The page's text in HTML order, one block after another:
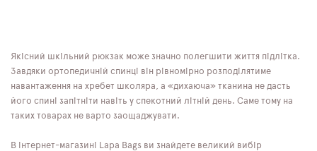
Якісний шкільний рюкзак може значно полегшити життя підлітка.
Завдяки ортопедичній спинці він рівномірно розподілятиме
навантаження на хребет школяра, а «дихаюча» тканина не дасть
його спині запітніти навіть у спекотний літній день. Саме тому на
таких товарах не варто заощаджувати.
В інтернет-магазині Lapa Bags ви знайдете великий вибір